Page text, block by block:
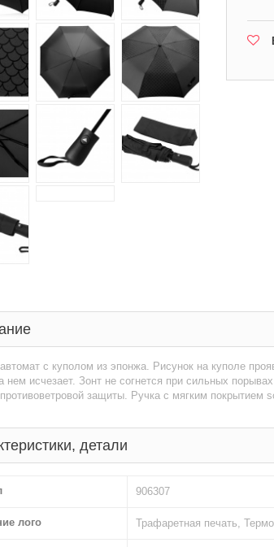
с куполом из эпонжа. Рисунок на куполе
нем исчезает. Зонт не согнется при сильных
защиты. Ручка с мягким покрытием
детали
906307
лого Трафаретная печать,